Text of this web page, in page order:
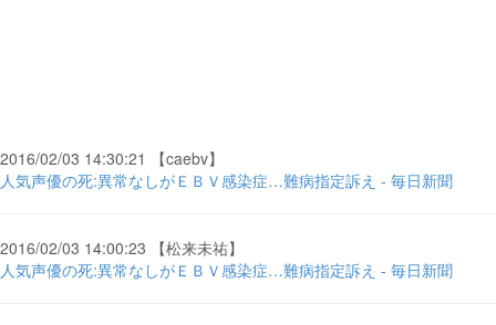
2016/02/03 14:30:21 【caebv】
人気声優の死:異常なしがＥＢＶ感染症…難病指定訴え - 毎日新聞
2016/02/03 14:00:23 【松来未祐】
人気声優の死:異常なしがＥＢＶ感染症…難病指定訴え - 毎日新聞